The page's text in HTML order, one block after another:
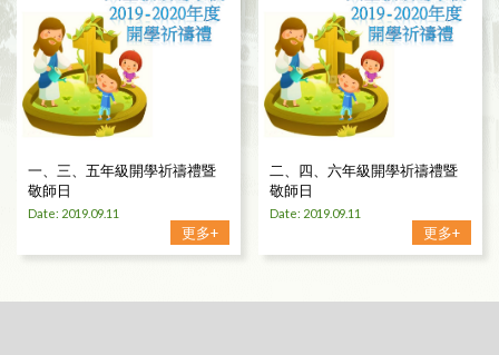
一、三、五年級開學祈禱禮暨
敬師日
Date: 2019.09.11
更多+
二、四、六年級開學祈禱禮暨
敬師日
Date: 2019.09.11
更多+